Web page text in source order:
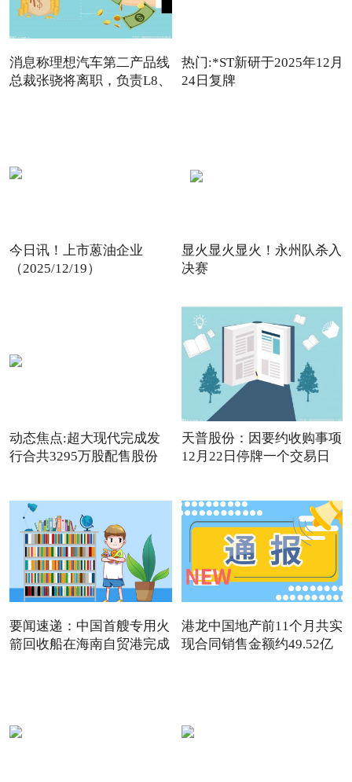
消息称理想汽车第二产品线
总裁张骁将离职，负责L8、
热门:*ST新研于2025年12月
24日复牌
今日讯！上市蒽油企业
（2025/12/19）
显火显火显火！永州队杀入
决赛
动态焦点:超大现代完成发
行合共3295万股配售股份
天普股份：因要约收购事项
12月22日停牌一个交易日
要闻速递：中国首艘专用火
箭回收船在海南自贸港完成
港龙中国地产前11个月共实
现合同销售金额约49.52亿